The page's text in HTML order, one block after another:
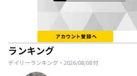
ランキング
デイリーランキング・ 2026/08/08付